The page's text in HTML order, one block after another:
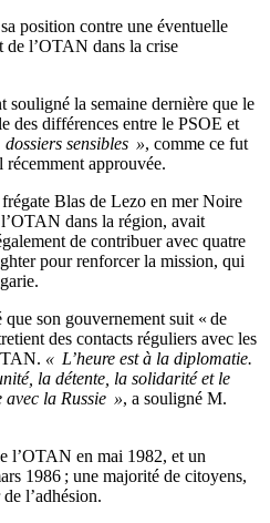
position contre une éventuelle
l’OTAN dans la crise
souligné la semaine dernière que le
des différences entre le PSOE et
dossiers sensibles », comme ce fut
approuvée.
Blas de Lezo en mer Noire
dans la région, avait
de contribuer avec quatre
pour renforcer la mission, qui
son gouvernement suit « de
des contacts réguliers avec les
« L’heure est à la diplomatie.
la détente, la solidarité et le
la Russie », a souligné M.
l’OTAN en mai 1982, et un
1986 ; une majorité de citoyens,
l’adhésion.